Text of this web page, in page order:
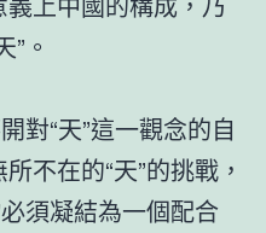
。
對“天”這一觀念的自
不在的“天”的挑戰，
須凝結為一個配合